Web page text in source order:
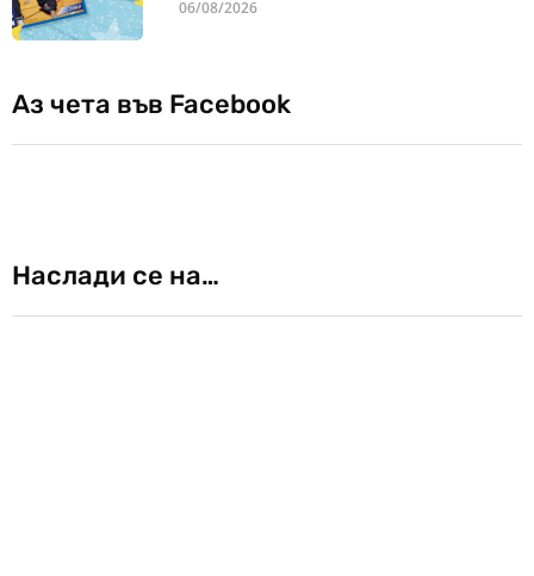
06/08/2026
Аз чета във Facebook
Наслади се на…